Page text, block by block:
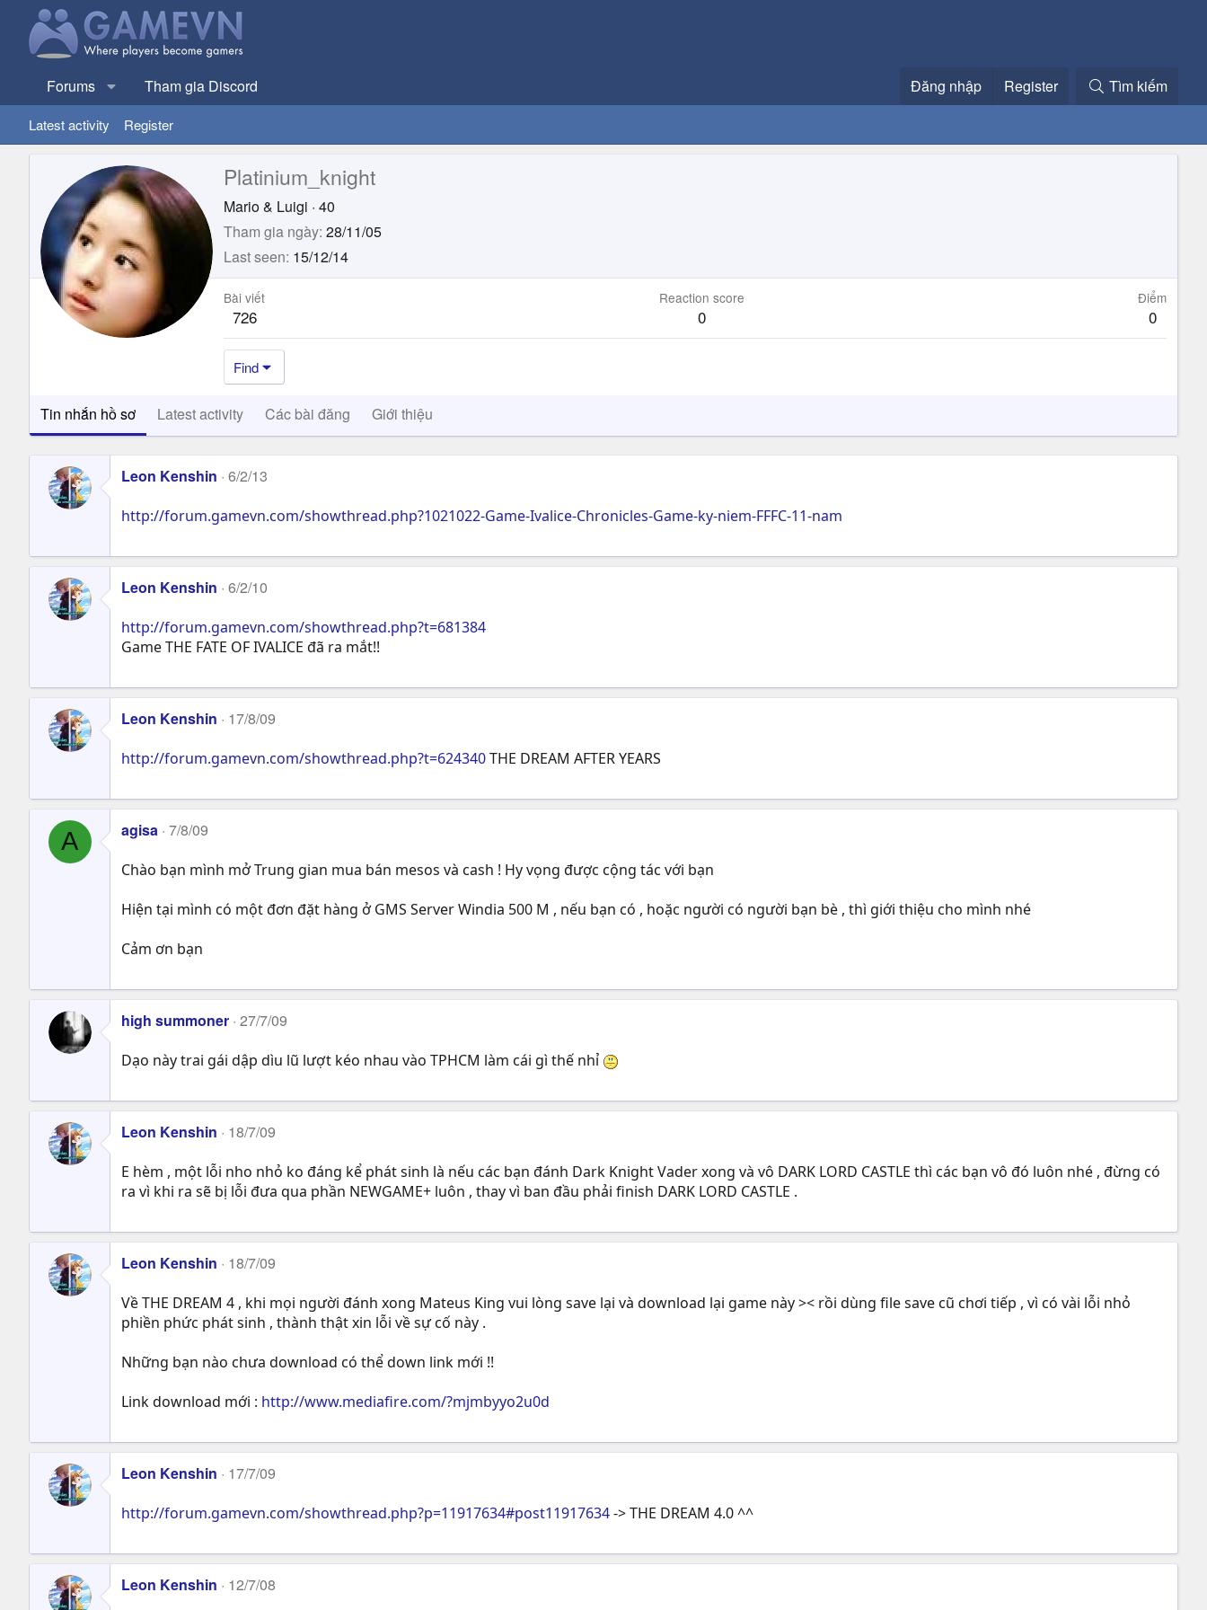
Forums Tham gia Discord Đăng nhập Register Tìm kiếm
Latest activity Register
Platinium_knight
Mario & Luigi · 40
Tham gia ngày 28/11/05
Last seen 15/12/14
Bài viết
726
Reaction score
0
Điểm
0
Find
Tin nhắn hồ sơ Latest activity Các bài đăng Giới thiệu
Leon Kenshin 6/2/13
http://forum.gamevn.com/showthread.php?1021022-Game-Ivalice-Chronicles-Game-ky-niem-FFFC-11-nam
Leon Kenshin 6/2/10
http://forum.gamevn.com/showthread.php?t=681384
Game THE FATE OF IVALICE đã ra mắt!!
Leon Kenshin 17/8/09
http://forum.gamevn.com/showthread.php?t=624340THE DREAM AFTER YEARS
A agisa 7/8/09
Chào bạn mình mở Trung gian mua bán mesos và cash ! Hy vọng được cộng tác với bạn
Hiện tại mình có một đơn đặt hàng ở GMS Server Windia 500 M , nếu bạn có , hoặc người có người bạn bè , thì giới thiệu cho mình nhé
Cảm ơn bạn
high summoner 27/7/09
Dạo này trai gái dập dìu lũ lượt kéo nhau vào TPHCM làm cái gì thế nhỉ
Leon Kenshin 18/7/09
E hèm , một lỗi nho nhỏ ko đáng kể phát sinh là nếu các bạn đánh Dark Knight Vader xong và vô DARK LORD CASTLE thì các bạn vô đó luôn nhé , đừng có
ra vì khi ra sẽ bị lỗi đưa qua phần NEWGAME+ luôn , thay vì ban đầu phải finish DARK LORD CASTLE .
Leon Kenshin 18/7/09
Về THE DREAM 4 , khi mọi người đánh xong Mateus King vui lòng save lại và download lại game này >< rồi dùng file save cũ chơi tiếp , vì có vài lỗi nhỏ
phiền phức phát sinh , thành thật xin lỗi về sự cố này .
Những bạn nào chưa download có thể down link mới !!
Link download mới : http://www.mediafire.com/?mjmbyyo2u0d
Leon Kenshin 17/7/09
http://forum.gamevn.com/showthread.php?p=11917634#post11917634-> THE DREAM 4.0 ^^
Leon Kenshin 12/7/08